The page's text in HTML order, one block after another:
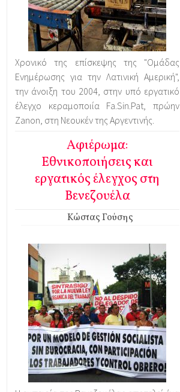
Χρονικό της επίσκεψης της "Ομάδας
Ενημέρωσης για την Λατινική Αμερική",
την άνοιξη του 2004, στην υπό εργατικό
έλεγχο κεραμοποιία Fa.Sin.Pat, πρώην
Zanon, στη Νεουκέν της Αργεντινής.
Αφιέρωμα:
Εθνικοποιήσεις και
εργατικός έλεγχος στη
Βενεζουέλα
Κώστας Γούσης